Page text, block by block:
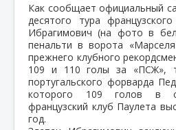
Как сообщает официальный
десятого тура
Ибрагимович (на фото в
пенальти в ворота
прежнего клубного
109 и 110 голы за «ПСЖ»,
португальского форварда
которого 109 голов в
французский клуб Паулета
год.